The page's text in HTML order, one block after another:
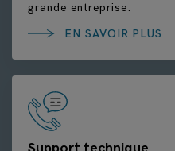
grande entreprise.
EN SAVOIR PLUS